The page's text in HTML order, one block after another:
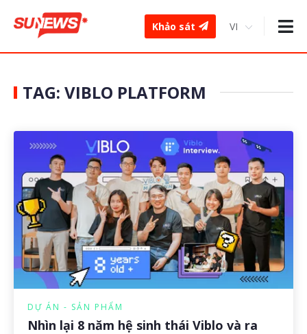
Khảo sát
TAG: VIBLO PLATFORM
DỰ ÁN - SẢN PHẨM
Nhìn lại 8 năm hệ sinh thái Viblo và ra